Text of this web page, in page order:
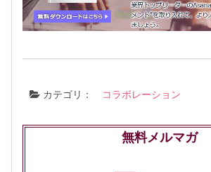
カテゴリ： コラボレーション
無料メルマガ